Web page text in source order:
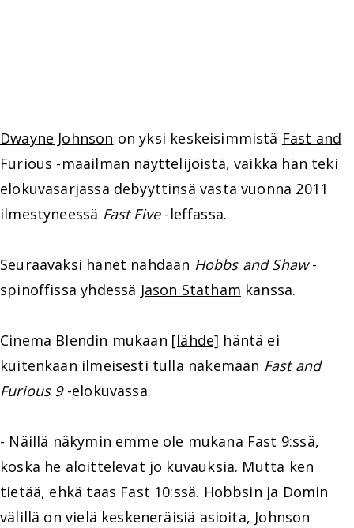
Dwayne Johnson on yksi keskeisimmistä Fast and
Furious -maailman näyttelijöistä, vaikka hän teki
elokuvasarjassa debyyttinsä vasta vuonna 2011
ilmestyneessä Fast Five-leffassa.
Seuraavaksi hänet nähdään Hobbs and Shaw-
spinoffissa yhdessä Jason Statham kanssa.
Cinema Blendin mukaan [lähde] häntä ei
kuitenkaan ilmeisesti tulla näkemään Fast and
Furious 9-elokuvassa.
- Näillä näkymin emme ole mukana Fast 9:ssä,
koska he aloittelevat jo kuvauksia. Mutta ken
tietää, ehkä taas Fast 10:ssä. Hobbsin ja Domin
välillä on vielä keskeneräisiä asioita, Johnson